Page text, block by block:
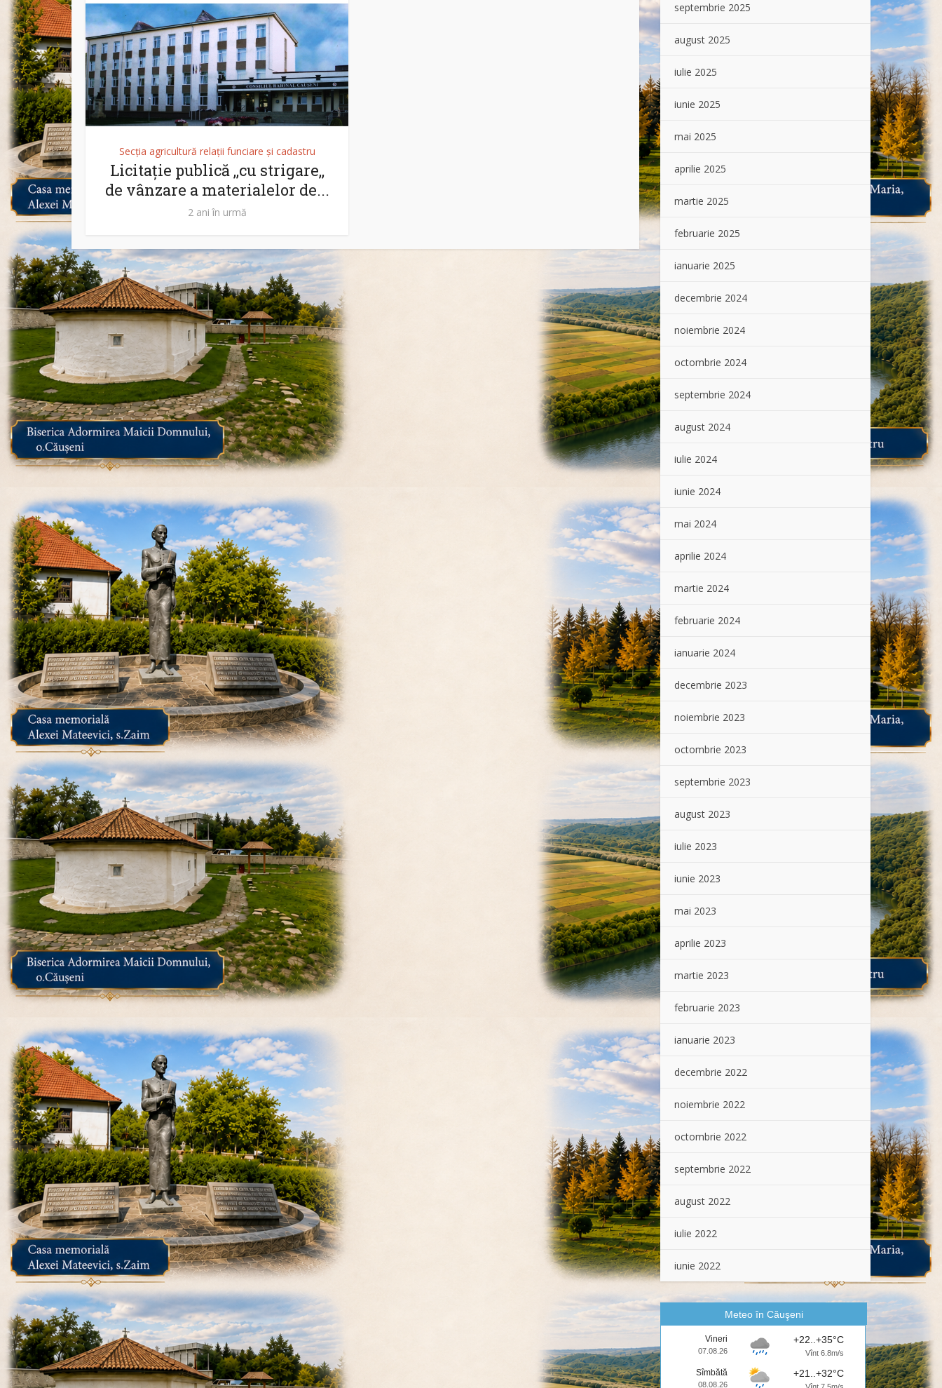
Secția agricultură relații funciare și cadastru
Licitație publică ,,cu strigare,,
de vânzare a materialelor de...
2 ani în urmă
septembrie 2025
august 2025
iulie 2025
iunie 2025
mai 2025
aprilie 2025
martie 2025
februarie 2025
ianuarie 2025
decembrie 2024
noiembrie 2024
octombrie 2024
septembrie 2024
august 2024
iulie 2024
iunie 2024
mai 2024
aprilie 2024
martie 2024
februarie 2024
ianuarie 2024
decembrie 2023
noiembrie 2023
octombrie 2023
septembrie 2023
august 2023
iulie 2023
iunie 2023
mai 2023
aprilie 2023
martie 2023
februarie 2023
ianuarie 2023
decembrie 2022
noiembrie 2022
octombrie 2022
septembrie 2022
august 2022
iulie 2022
iunie 2022
Meteo în Căuşeni
Vineri
07.08.26
+22..+35°C
Vînt 6.8m/s
Sîmbătă
08.08.26
+21..+32°C